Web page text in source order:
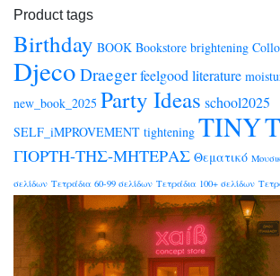
Product tags
Birthday BOOK Bookstore brightening
Djeco Draegerfeelgood literature
new_book_2025 Party Ideas school2025
SELF_iMPROVEMENT tightening TINY
ΓΙΟΡΤΗ-ΤΗΣ-ΜΗΤΕΡΑΣ Θεματικό
σελίδων Τετράδια 60-99 σελίδων Τετράδια 100+ σελίδων